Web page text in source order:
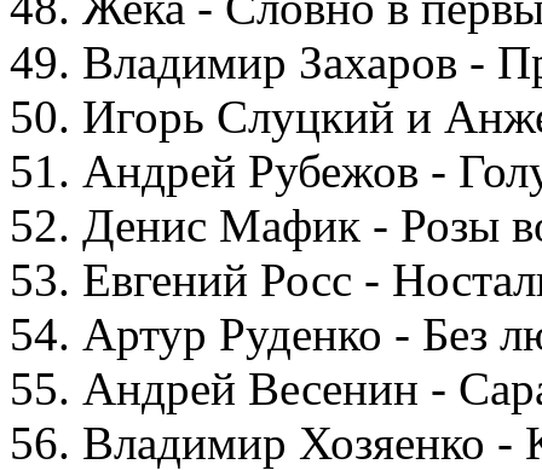
49. Владимир Захаров -
50. Игорь Слуцкий и
51. Андрей Рубежов -
52. Денис Мафик - Розы
53. Евгений Росс -
54. Артур Руденко - Без
55. Андрей Весенин -
56. Владимир Хозяенко -